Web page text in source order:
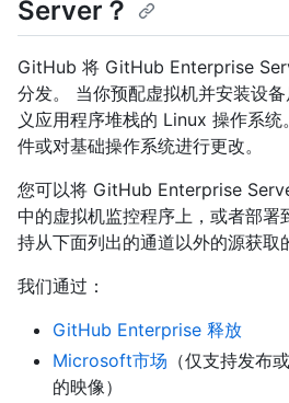
Server？
GitHub 将 GitHub Enterprise
分发。 当你预配虚拟机并安装设
义应用程序堆栈的 Linux 操作系
件或对基础操作系统进行更改。
您可以将 GitHub Enterprise
中的虚拟机监控程序上，或者部署
持从下面列出的通道以外的源获取
我们通过：
GitHub Enterprise 释放
Microsoft市场 （仅支持发
的映像）